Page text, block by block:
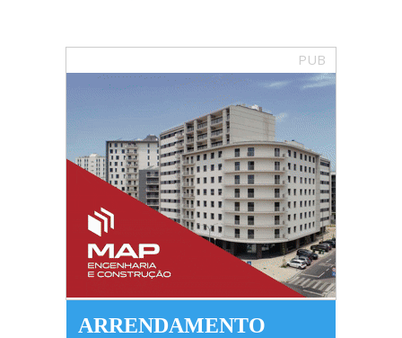
PUB
ARRENDAMENTO